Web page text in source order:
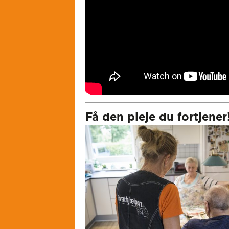
Få den pleje du